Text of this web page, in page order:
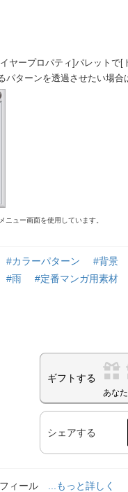
ヤープロパティ]パレットで[
パターンを透過させたい場
ュー画面を使用しています。
#カラーパターン #背景
#雨 #定番マンガ用素材
ギフトする
あな
シェアする
ィール
...もっと詳しく